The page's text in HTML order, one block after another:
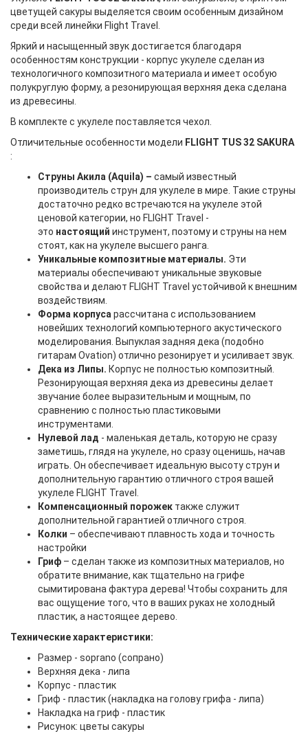
цветущей сакуры выделяется своим особенным дизайном
среди всей линейки Flight Travel.
Яркий и насыщенный звук достигается благодаря
особенностям конструкции - корпус укулеле сделан из
технологичного композитного материала и имеет особую
полукруглую форму, а резонирующая верхняя дека сделана
из древесины.
В комплекте с укулеле поставляется чехол.
Отличительные особенности модели FLIGHT TUS 32 SAKURA
:
Струны Акила (Aquila) – самый известный
производитель струн для укулеле в мире. Такие струны
достаточно редко встречаются на укулеле этой
ценовой категории, но FLIGHT Travel -
это настоящий инструмент, поэтому и струны на нем
стоят, как на укулеле высшего ранга.
Уникальные композитные материалы. Эти
материалы обеспечивают уникальные звуковые
свойства и делают FLIGHT Travel устойчивой к внешним
воздействиям.
Форма корпусарассчитана с использованием
новейших технологий компьютерного акустического
моделирования. Выпуклая задняя дека (подобно
гитарам Ovation) отлично резонирует и усиливает звук.
Дека из Липы. Корпус не полностью композитный.
Резонирующая верхняя дека из древесины делает
звучание более выразительным и мощным, по
сравнению с полностью пластиковыми
инструментами.
Нулевой лад - маленькая деталь, которую не сразу
заметишь, глядя на укулеле, но сразу оценишь, начав
играть. Он обеспечивает идеальную высоту струн и
дополнительную гарантию отличного строя вашей
укулеле FLIGHT Travel.
Компенсационный порожек также служит
дополнительной гарантией отличного строя.
Колки – обеспечивают плавность хода и точность
настройки
Гриф – сделан также из композитных материалов, но
обратите внимание, как тщательно на грифе
сымитирована фактура дерева! Чтобы сохранить для
вас ощущение того, что в ваших руках не холодный
пластик, а настоящее дерево.
Технические характеристики:
Размер - soprano (сопрано)
Верхняя дека - липа
Корпус - пластик
Гриф - пластик (накладка на голову грифа - липа)
Накладка на гриф - пластик
Рисунок: цветы сакуры